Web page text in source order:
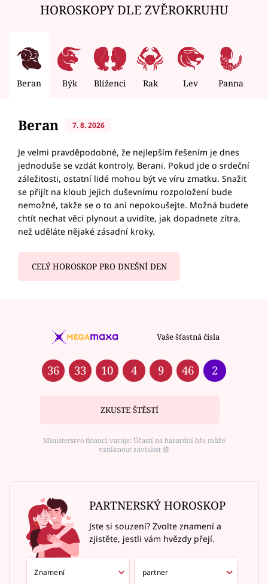
HOROSKOPY DLE ZVĚROKRUHU
Beran Býk Blíženci Rak Lev Panna
Beran 7. 8. 2026
Je velmi pravděpodobné, že nejlepším řešením je dnes
jednoduše se vzdát kontroly, Berani. Pokud jde o srdeční
záležitosti, ostatní lidé mohou být ve víru zmatku. Snažit
se přijít na kloub jejich duševnímu rozpoložení bude
nemožné, takže se o to ani nepokoušejte. Možná budete
chtít nechat věci plynout a uvidíte, jak dopadnete zítra,
než uděláte nějaké zásadní kroky.
CELÝ HOROSKOP PRO DNEŠNÍ DEN
Vaše šťastná čísla
36 33 10 4 9 46 2
ZKUSTE ŠTĚSTÍ
Ministerstvo financí varuje: Účastí na hazardní hře může
vzniknout závislost ⑱
PARTNERSKÝ HOROSKOP
Jste si souzení? Zvolte znamení a
zjistěte, jestli vám hvězdy přejí.